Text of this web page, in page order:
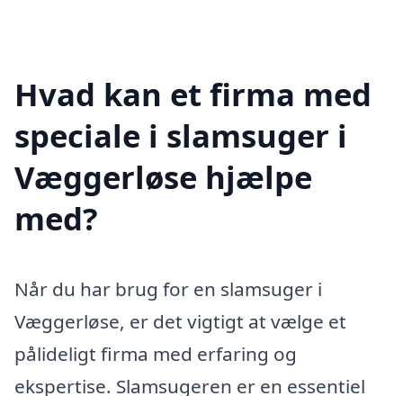
Hvad kan et firma med
speciale i slamsuger i
Væggerløse hjælpe
med?
Når du har brug for en slamsuger i
Væggerløse, er det vigtigt at vælge et
pålideligt firma med erfaring og
ekspertise. Slamsugeren er en essentiel